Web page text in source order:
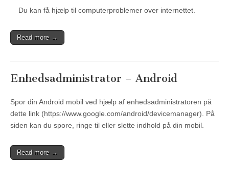
Du kan få hjælp til computerproblemer over internettet.
Read more →
Enhedsadministrator – Android
Spor din Android mobil ved hjælp af enhedsadministratoren på
dette link (https://www.google.com/android/devicemanager). På
siden kan du spore, ringe til eller slette indhold på din mobil.
Read more →